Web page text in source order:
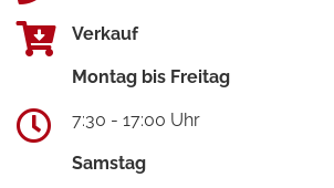
Verkauf
Montag bis Freitag
7:30 - 17:00 Uhr
Samstag